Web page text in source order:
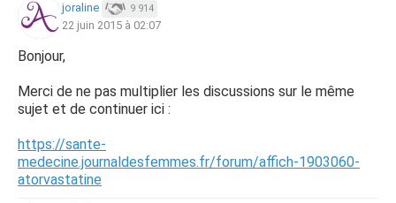
joraline 9 914
22 juin 2015 à 02:07
Bonjour,
Merci de ne pas multiplier les discussions sur le même
sujet et de continuer ici :
https://sante-
medecine.journaldesfemmes.fr/forum/affich-1903060-
atorvastatine